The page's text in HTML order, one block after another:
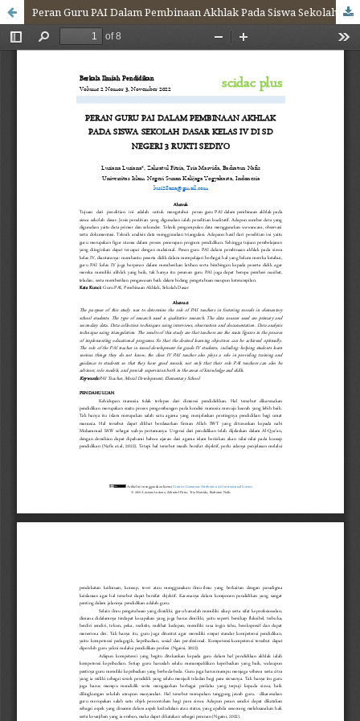
Peran Guru PAI Dalam Pembinaan Akhlak Pada Siswa Sekolah Dasar Kelas IV Di SD Negeri 3 Rukti Sediyo